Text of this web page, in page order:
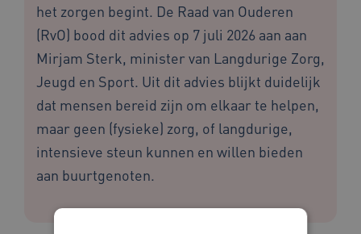
het zorgen begint. De Raad van Ouderen
(RvO) bood dit advies op 7 juli 2026 aan aan
Mirjam Sterk, minister van Langdurige Zorg,
Jeugd en Sport. Uit dit advies blijkt duidelijk
dat mensen bereid zijn om elkaar te helpen,
maar geen (fysieke) zorg, of langdurige,
intensieve steun kunnen en willen bieden
aan buurtgenoten.